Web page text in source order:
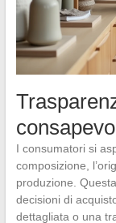
I consumatori si
composizione,
produzione.
decisioni di
dettagliata o una